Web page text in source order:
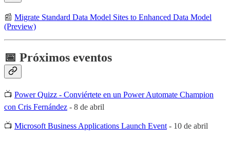
📰 Migrate Standard Data Model Sites to Enhanced Data Model
(Preview)
📅 Próximos eventos
📺 Power Quizz - Conviértete en un Power Automate Champion
con Cris Fernández - 8 de abril
📺 Microsoft Business Applications Launch Event - 10 de abril